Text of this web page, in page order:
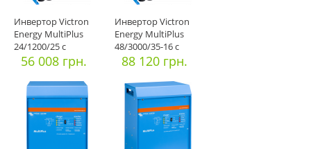
Инвертор Victron
Energy MultiPlus
24/1200/25 с
функцией ИБП
56 008 грн.
Инвертор Victron
Energy MultiPlus
48/3000/35-16 с
функцией И
88 120 грн.